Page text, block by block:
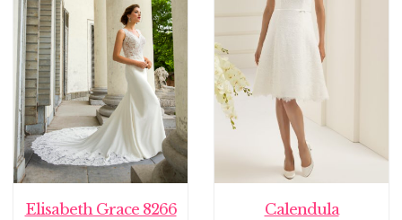
Elisabeth Grace 8266 Calendula